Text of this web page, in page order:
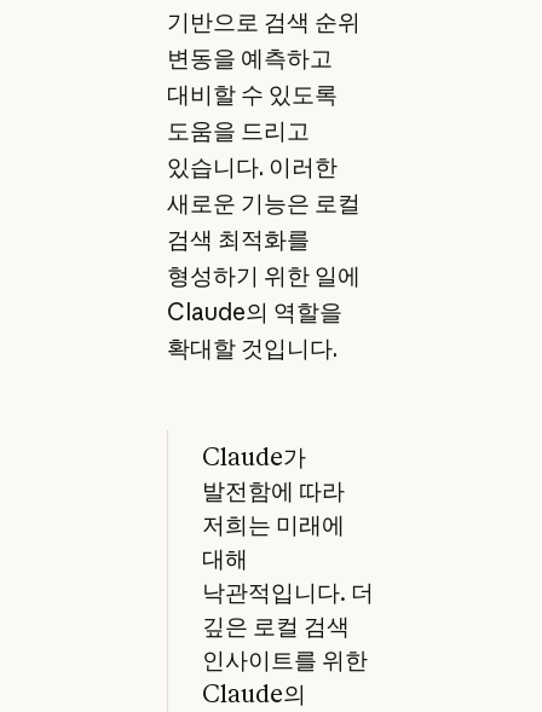
기반으로 검색 순위
변동을 예측하고
대비할 수 있도록
도움을 드리고
있습니다. 이러한
새로운 기능은 로컬
검색 최적화를
형성하기 위한 일에
Claude의 역할을
확대할 것입니다.
Claude가
발전함에 따라
저희는 미래에
대해
낙관적입니다. 더
깊은 로컬 검색
인사이트를 위한
Claude의